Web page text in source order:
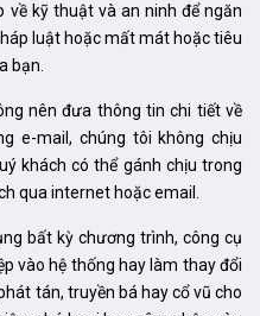
về kỹ thuật và an ninh để ngăn
luật hoặc mất mát hoặc tiêu
bạn.
nên đưa thông tin chi tiết về
e-mail, chúng tôi không chịu
khách có thể gánh chịu trong
qua internet hoặc email.
bất kỳ chương trình, công cụ
vào hệ thống hay làm thay đổi
tán, truyền bá hay cổ vũ cho